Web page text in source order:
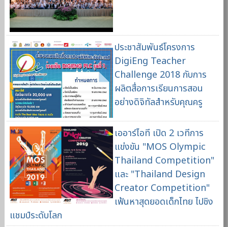
ประชาสัมพันธ์โครงการ
DigiEng Teacher
Challenge 2018 กับการ
ผลิตสื่อการเรียนการสอน
อย่างดิจิทัลสำหรับคุณครู
เออาร์ไอที เปิด 2 เวทีการ
แข่งขัน "MOS Olympic
Thailand Competition"
และ "Thailand Design
Creator Competition"
เฟ้นหาสุดยอดเด็กไทย ไปชิง
แชมป์ระดับโลก